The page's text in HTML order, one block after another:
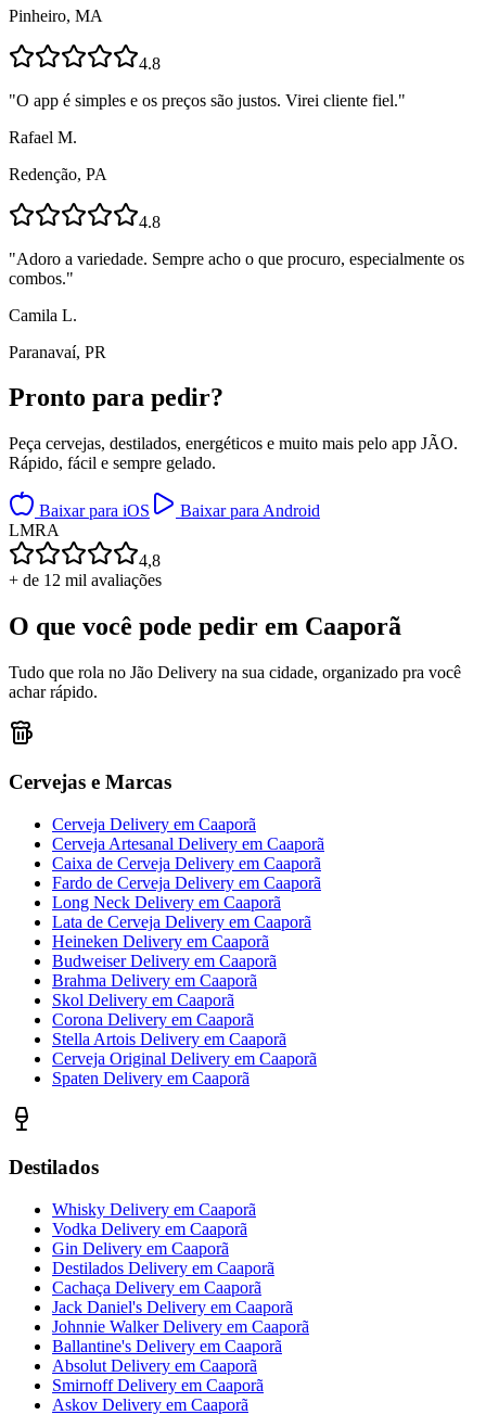
Pinheiro, MA
4.8
"O app é simples e os preços são justos. Virei cliente fiel."
Rafael M.
Redenção, PA
4.8
"Adoro a variedade. Sempre acho o que procuro, especialmente os
combos."
Camila L.
Paranavaí, PR
Pronto para pedir?
Peça cervejas, destilados, energéticos e muito mais pelo app JÃO.
Rápido, fácil e sempre gelado.
Baixar para iOS
Baixar para Android
LMRA
4,8
+ de 12 mil avaliações
O que você pode pedir em Caaporã
Tudo que rola no Jão Delivery na sua cidade, organizado pra você
achar rápido.
Cervejas e Marcas
Cerveja Delivery em Caaporã
Cerveja Artesanal Delivery em Caaporã
Caixa de Cerveja Delivery em Caaporã
Fardo de Cerveja Delivery em Caaporã
Long Neck Delivery em Caaporã
Lata de Cerveja Delivery em Caaporã
Heineken Delivery em Caaporã
Budweiser Delivery em Caaporã
Brahma Delivery em Caaporã
Skol Delivery em Caaporã
Corona Delivery em Caaporã
Stella Artois Delivery em Caaporã
Cerveja Original Delivery em Caaporã
Spaten Delivery em Caaporã
Destilados
Whisky Delivery em Caaporã
Vodka Delivery em Caaporã
Gin Delivery em Caaporã
Destilados Delivery em Caaporã
Cachaça Delivery em Caaporã
Jack Daniel's Delivery em Caaporã
Johnnie Walker Delivery em Caaporã
Ballantine's Delivery em Caaporã
Absolut Delivery em Caaporã
Smirnoff Delivery em Caaporã
Askov Delivery em Caaporã